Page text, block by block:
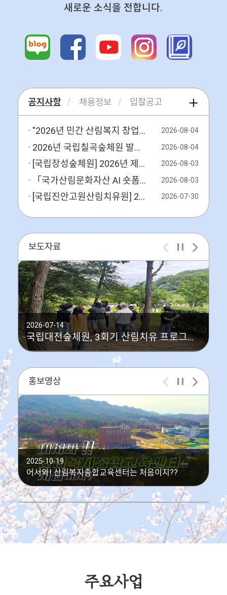
새로운 소식을 전합니다.
공지사항
"2026년 민간 산림복지 창업·성장.... 2026-08-04
2026년 국립칠곡숲체원 발달장애인 .... 2026-08-04
[국립장성숲체원] 2026년 제5차『.... 2026-08-03
「국가산림문화자산 AI 숏폼 영상 공모전」 개최 2026-08-03
[국립진안고원산림치유원] 2026년 .... 2026-07-30
채용정보 입찰공고
보도자료
2026-07-14
국립대전숲체원, 3회기 산림치유 프로그램 '돌.봄.숲' 운영
홍보영상
2025-10-19
어서와! 산림복지종합교육센터는 처음이지??
주요사업